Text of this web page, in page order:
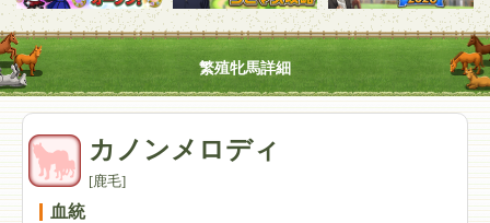
繁殖牝馬詳細
カノンメロディ
[鹿毛]
血統